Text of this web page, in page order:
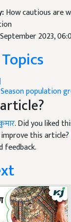
How cautious are
2023,
Seasonpopulation
. Did you liked
this article?
feedback.